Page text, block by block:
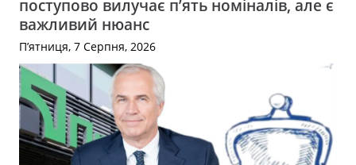
поступово вилучає п’ять номіналів, але є
важливий нюанс
П’ятниця, 7 Серпня, 2026